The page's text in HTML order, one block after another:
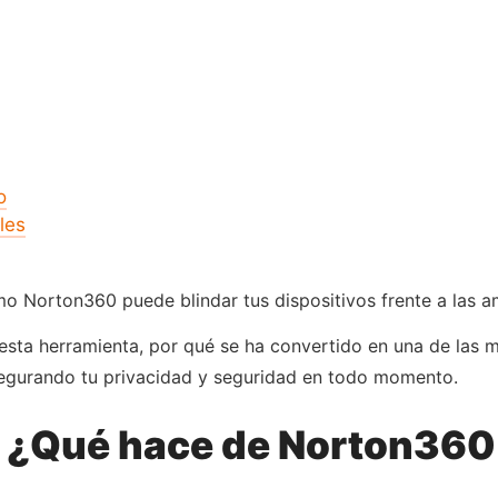
Norton360 puede blindar tus dispositivos frente a las
herramienta, por qué se ha convertido en una de las
tu privacidad y seguridad en todo momento.
hace de